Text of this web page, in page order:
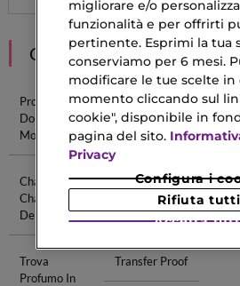
CONSIGLIATI PER TE
Profumi
Donna
Moschino
Sauvage Eau
De Parfum
Miss
De
Chanel
Chance Eau
De Parfum
Maschera In
Vetro
Trova
Profumo In
Transfer Proof
migliorare e/o
funzionalità e per offrirti
pertinente. Esprimi la tua
conserviamo per 6 mesi.
modificare le tue scelte in
momento cliccando sul
cookie", disponibile in
pagina del sito.
Privacy
Configura i
Rifiuta tutti
Accetta